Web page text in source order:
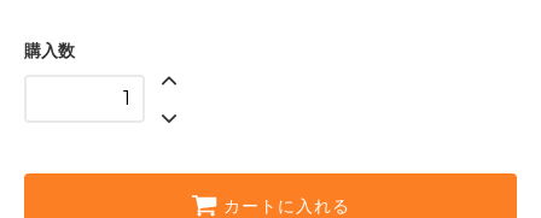
購入数
カートに入れる